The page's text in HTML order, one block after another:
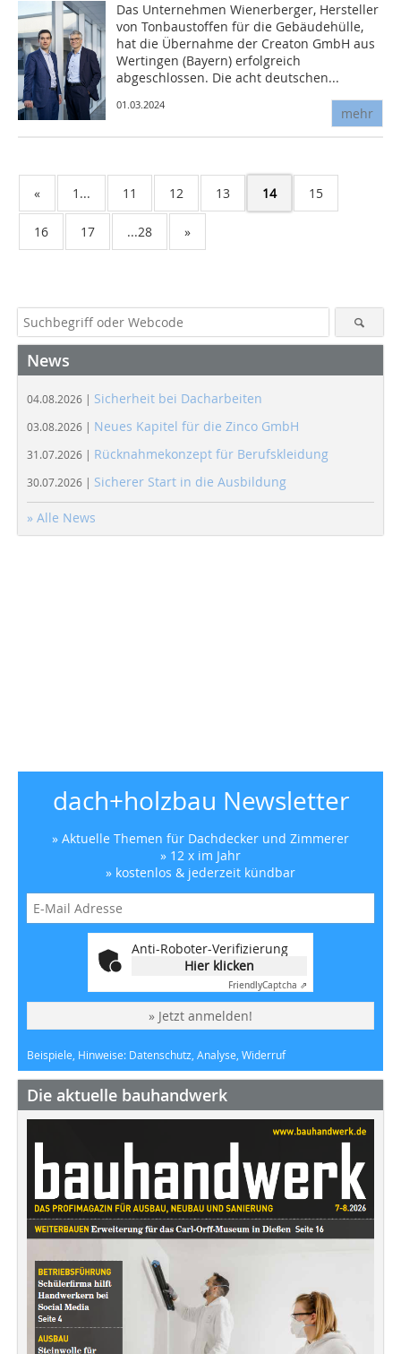
Das Unternehmen Wienerberger, Hersteller
von Tonbaustoffen für die Gebäudehülle,
hat die Übernahme der Creaton GmbH aus
Wertingen (Bayern) erfolgreich
abgeschlossen. Die acht deutschen...
01.03.2024
mehr
« 1... 11 12 13 14 15
16 17 ...28 »
News
04.08.2026 | Sicherheit bei Dacharbeiten
03.08.2026 | Neues Kapitel für die Zinco GmbH
31.07.2026 | Rücknahmekonzept für Berufskleidung
30.07.2026 | Sicherer Start in die Ausbildung
» Alle News
dach+holzbau Newsletter
» Aktuelle Themen für Dachdecker und Zimmerer
» 12 x im Jahr
» kostenlos & jederzeit kündbar
Anti-Roboter-Verifizierung
Hier klicken
FriendlyCaptcha ⇗
» Jetzt anmelden!
Beispiele, Hinweise: Datenschutz, Analyse, Widerruf
Die aktuelle bauhandwerk